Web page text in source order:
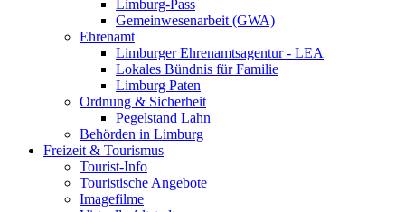
Limburg-Pass
Gemeinwesenarbeit (GWA)
Ehrenamt
Limburger Ehrenamtsagentur - LEA
Lokales Bündnis für Familie
Limburg Paten
Ordnung & Sicherheit
Pegelstand Lahn
Behörden in Limburg
Freizeit & Tourismus
Tourist-Info
Touristische Angebote
Imagefilme